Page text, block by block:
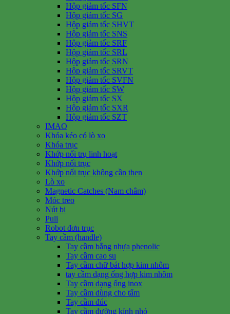
Hộp giảm tốc SFN
Hộp giảm tốc SG
Hộp giảm tốc SHVT
Hộp giảm tốc SNS
Hộp giảm tốc SRF
Hộp giảm tốc SRL
Hộp giảm tốc SRN
Hộp giảm tốc SRVT
Hộp giảm tốc SVFN
Hộp giảm tốc SW
Hộp giảm tốc SX
Hộp giảm tốc SXR
Hộp giảm tốc SZT
IMAO
Khóa kéo có lò xo
Khóa trục
Khớp nối trụ linh hoạt
Khớp nối trục
Khớp nối trục không cần then
Lò xo
Magnetic Catches (Nam châm)
Móc treo
Nút bi
Puli
Robot đơn trục
Tay cầm (handle)
Tay cầm bằng nhựa phenolic
Tay cầm cao su
Tay cầm chữ bát hợp kim nhôm
tay cầm dạng ống hợp kim nhôm
Tay cầm dạng ống inox
Tay cầm dùng cho tấm
Tay cầm đúc
Tay cầm đường kính nhỏ